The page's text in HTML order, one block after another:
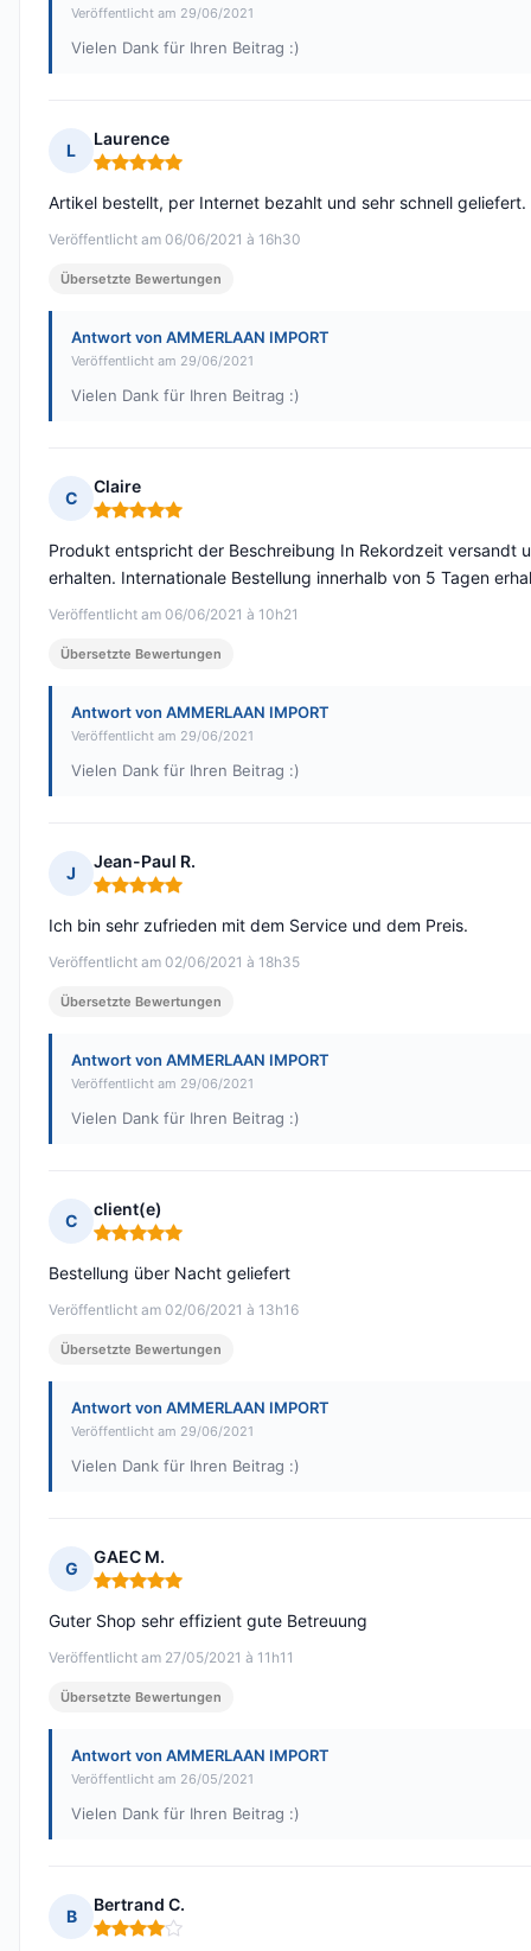
Veröffentlicht am 29/06/2021
Vielen Dank für Ihren Beitrag :)
L
Laurence
Hinweis: 5 von 5
Veröffentlicht am 06/06/2021 à 16h30
Artikel bestellt, per Internet bezahlt und sehr schnell geliefert.
Übersetzte Bewertungen
Antwort von AMMERLAAN IMPORT
Veröffentlicht am 29/06/2021
Vielen Dank für Ihren Beitrag :)
C
Claire
Hinweis: 5 von 5
Veröffentlicht am 06/06/2021 à 10h21
Produkt entspricht der Beschreibung In Rekordzeit versandt
erhalten. Internationale Bestellung innerhalb von 5 Tagen
Übersetzte Bewertungen
Antwort von AMMERLAAN IMPORT
Veröffentlicht am 29/06/2021
Vielen Dank für Ihren Beitrag :)
J
Jean-Paul R.
Hinweis: 5 von 5
Veröffentlicht am 02/06/2021 à 18h35
Ich bin sehr zufrieden mit dem Service und dem Preis.
Übersetzte Bewertungen
Antwort von AMMERLAAN IMPORT
Veröffentlicht am 29/06/2021
Vielen Dank für Ihren Beitrag :)
C
client(e)
Hinweis: 5 von 5
Veröffentlicht am 02/06/2021 à 13h16
Bestellung über Nacht geliefert
Übersetzte Bewertungen
Antwort von AMMERLAAN IMPORT
Veröffentlicht am 29/06/2021
Vielen Dank für Ihren Beitrag :)
G
GAEC M.
Hinweis: 5 von 5
Veröffentlicht am 27/05/2021 à 11h11
Guter Shop sehr effizient gute Betreuung
Übersetzte Bewertungen
Antwort von AMMERLAAN IMPORT
Veröffentlicht am 26/05/2021
Vielen Dank für Ihren Beitrag :)
B
Bertrand C.
Hinweis: 4 von 5